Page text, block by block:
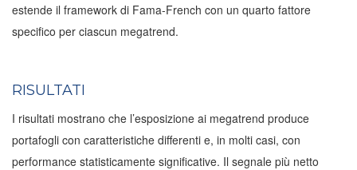
estende il framework di Fama-French con un quarto fattore
specifico per ciascun megatrend.
RISULTATI
I risultati mostrano che l’esposizione ai megatrend produce
portafogli con caratteristiche differenti e, in molti casi, con
performance statisticamente significative. Il segnale più netto